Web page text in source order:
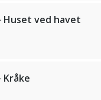
Huset ved havet
Kråke